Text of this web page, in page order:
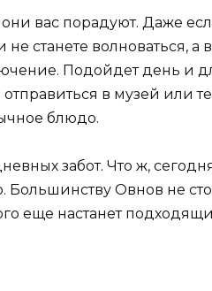
вас порадуют. Даже
станете волноваться, а
Подойдет день и
в музей или
блюдо.
забот. Что ж,
Большинству Овнов не
еще настанет